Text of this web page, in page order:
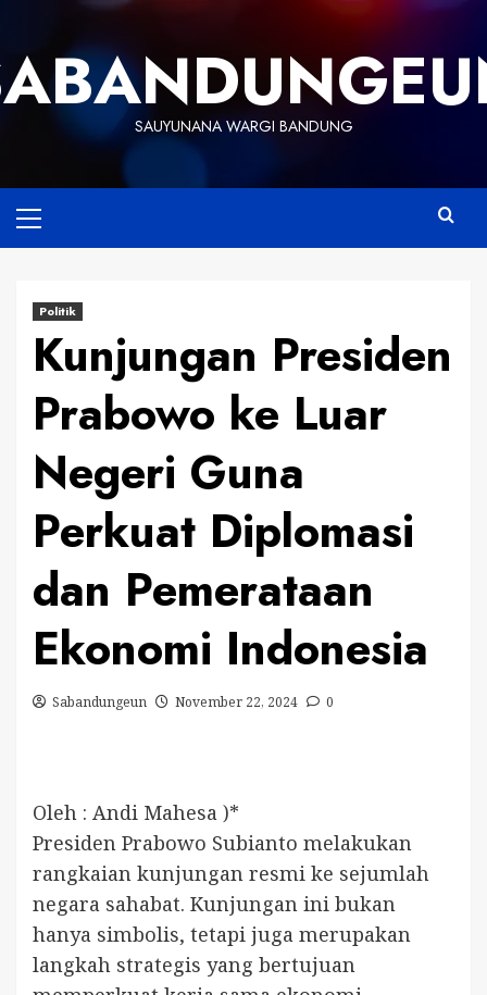
content
SAUYUNANA WARGI BANDUNG
Menu
Politik
Kunjungan Presiden
Prabowo ke Luar
Negeri Guna
Perkuat Diplomasi
dan Pemerataan
Ekonomi Indonesia
Sabandungeun November 22, 2024 0
Oleh : Andi Mahesa )*
Presiden Prabowo Subianto melakukan
rangkaian kunjungan resmi ke sejumlah
negara sahabat. Kunjungan ini bukan
hanya simbolis, tetapi juga merupakan
langkah strategis yang bertujuan